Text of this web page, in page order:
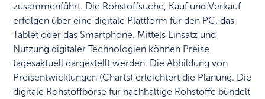
zusammenführt. Die Rohstoffsuche, Kauf und Verkauf
erfolgen über eine digitale Plattform für den PC, das
Tablet oder das Smartphone. Mittels Einsatz und
Nutzung digitaler Technologien können Preise
tagesaktuell dargestellt werden. Die Abbildung von
Preisentwicklungen (Charts) erleichtert die Planung. Die
digitale Rohstoffbörse für nachhaltige Rohstoffe bündelt